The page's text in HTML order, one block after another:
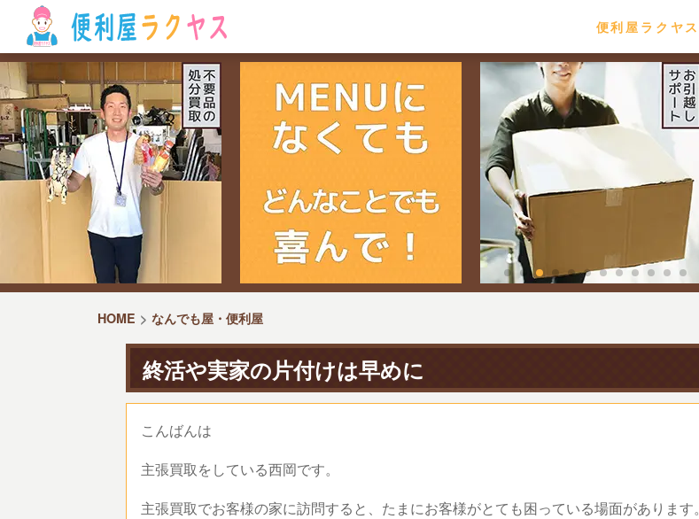
便利屋ラクヤス
HOME なんでも屋・便利屋
終活や実家の片付けは早めに
こんばんは
主張買取をしている西岡です。
主張買取でお客様の家に訪問すると、たまにお客様がとても困っている場面があります。